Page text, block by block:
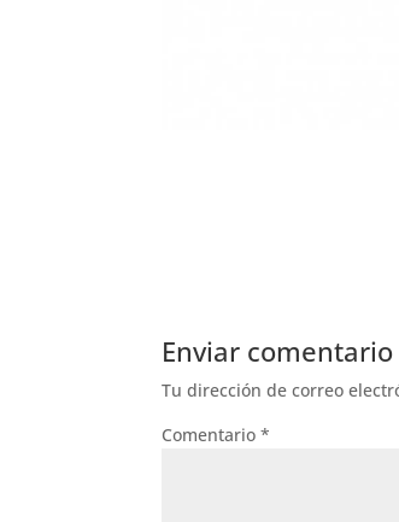
Enviar comentario
Tu dirección de correo
Comentario*